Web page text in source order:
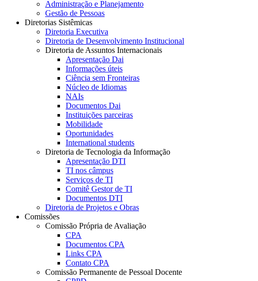
Administração e Planejamento
Gestão de Pessoas
Diretorias Sistêmicas
Diretoria Executiva
Diretoria de Desenvolvimento Institucional
Diretoria de Assuntos Internacionais
Apresentação Dai
Informações úteis
Ciência sem Fronteiras
Núcleo de Idiomas
NAIs
Documentos Dai
Instituições parceiras
Mobilidade
Oportunidades
International students
Diretoria de Tecnologia da Informação
Apresentação DTI
TI nos câmpus
Serviços de TI
Comitê Gestor de TI
Documentos DTI
Diretoria de Projetos e Obras
Comissões
Comissão Própria de Avaliação
CPA
Documentos CPA
Links CPA
Contato CPA
Comissão Permanente de Pessoal Docente